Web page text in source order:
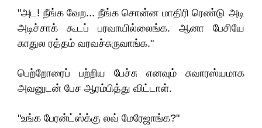
"அட! நீங்க வேற... நீங்க சொன்ன மாதிரி ரெண்டு அடி
அடிச்சாக் கூடப் பரவாயில்லைங்க. ஆனா பேசியே
காதுல ரத்தம் வரவச்சுருவாங்க."
பெற்றோரைப் பற்றிய பேச்சு எனவும் சுவாரஸ்யமாக
அவனுடன் பேச ஆரம்பித்து விட்டாள்.
"உங்க பேரன்ட்ஸ்க்கு லவ் மேரேஜாங்க?"